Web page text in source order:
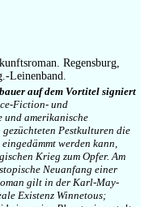
Regensburg,
Leinenband.
auf dem Vortitel signiert
Fiction- und
und amerikanische
Pestkulturen die
werden kann,
Krieg zum Opfer. Am
Neuanfang einer
gilt in der Karl-May-
Existenz Winnetous;